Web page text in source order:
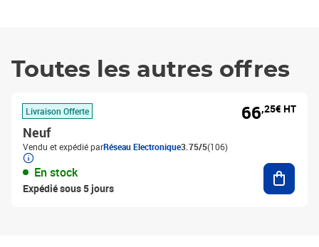
Toutes les autres offres
Livraison Offerte
Neuf
Vendu et expédié parRéseau Electronique3.75/5(106)
En stock
Expédié sous 5 jours
66,25€ HT